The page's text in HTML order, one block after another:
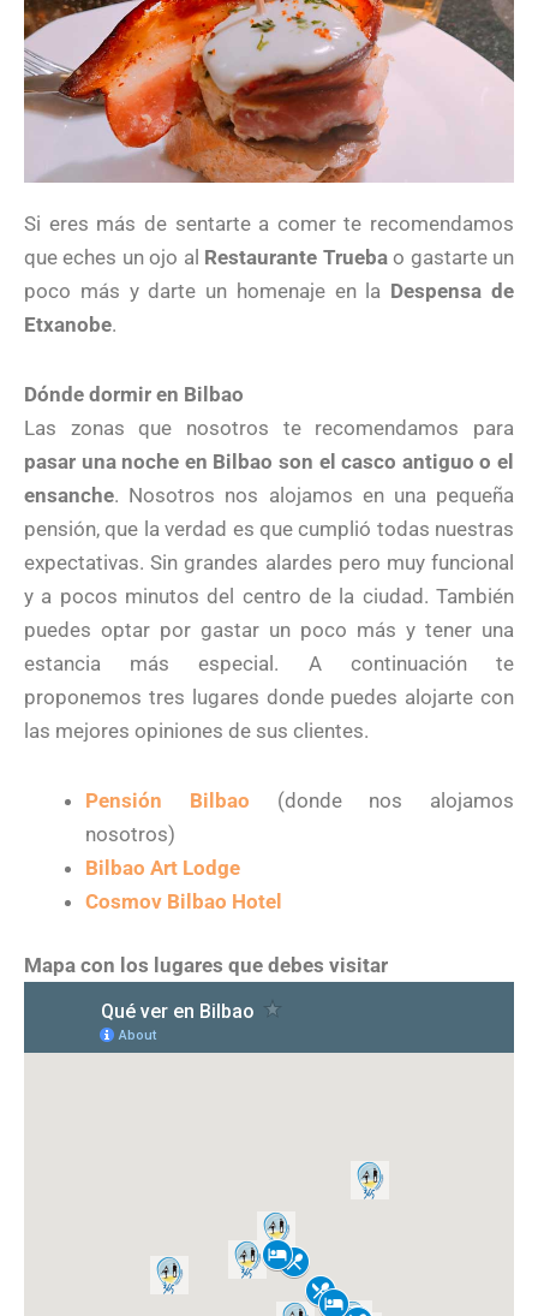
Si eres más de sentarte a comer te recomendamos
que eches un ojo al Restaurante Truebao gastarte un
poco más y darte un homenaje en la Despensa de
Etxanobe.
Dónde dormir en Bilbao
Las zonas que nosotros te recomendamos para
pasar una noche en Bilbao son el casco antiguo o el
ensanche. Nosotros nos alojamos en una pequeña
pensión, que la verdad es que cumplió todas nuestras
expectativas. Sin grandes alardes pero muy funcional
y a pocos minutos del centro de la ciudad. También
puedes optar por gastar un poco más y tener una
estancia más especial. A continuación te
proponemos tres lugares donde puedes alojarte con
las mejores opiniones de sus clientes.
Pensión Bilbao (donde nos alojamos
nosotros)
Bilbao Art Lodge
Cosmov Bilbao Hotel
Mapa con los lugares que debes visitar